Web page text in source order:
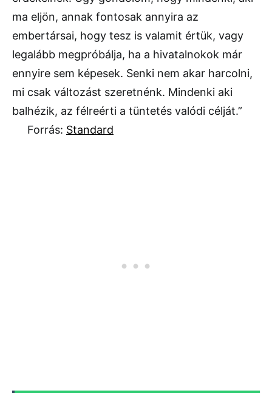
ma eljön, annak fontosak annyira az
embertársai, hogy tesz is valamit értük, vagy
legalább megpróbálja, ha a hivatalnokok már
ennyire sem képesek. Senki nem akar harcolni,
mi csak változást szeretnénk. Mindenki aki
balhézik, az félreérti a tüntetés valódi célját.”
Forrás: Standard